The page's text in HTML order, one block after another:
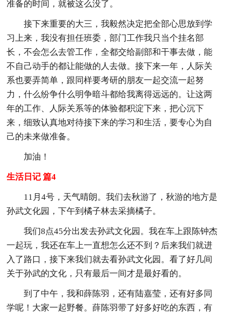
准备的时间，就被这么没了。
接下来重要的大三，我毅然决定把全部心思放到学
习上来，我没有担任班委，部门工作我只当个挂名部
长，不会怎么去管工作，全都交给副部和干事去做，能
不自己动手的都让能做的人去做。接下来一年，人际关
系也要弄简单，跟同样要考研的朋友一起交流一起努
力，什么纷争什么明争暗斗都给我离得远远的。让这两
年的工作、人际关系等的体验都积淀下来，把心沉下
来，细致认真地对待接下来的学习和生活，要专心为自
己的未来做准备。
加油！
生活日记 篇4
11月4号，天气晴朗。我们去秋游了，秋游的地方是
孙武文化园，下午到橘子林去采摘橘子。
我们8点45分出发去孙武文化园。我在车上跟陈钟杰
一起玩，我还在车上一直想怎么还不到？后来我们就进
入了路口，接下来我们就去看孙武文化园。看了好几间
关于孙武的文化，只有最后一间才是最好看的。
到了中午，我和薛陈羽，还有陆嘉莹，还有好多同
学呢！大家一起野餐。薛陈羽带了好多好吃的东西，有